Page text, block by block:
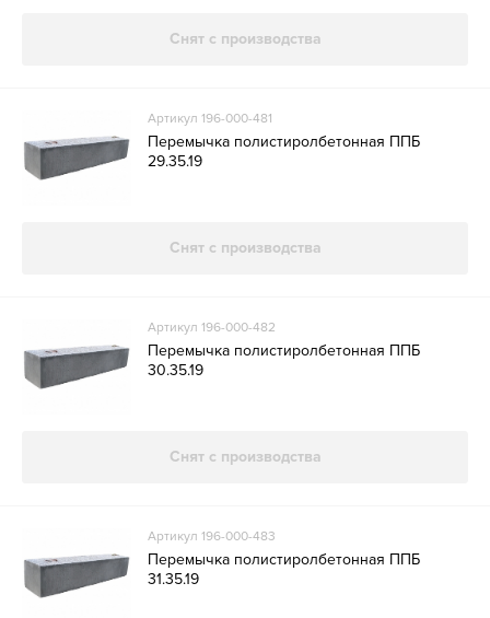
Снят с производства
Артикул 196-000-481
Перемычка полистиролбетонная ППБ
29.35.19
Снят с производства
Артикул 196-000-482
Перемычка полистиролбетонная ППБ
30.35.19
Снят с производства
Артикул 196-000-483
Перемычка полистиролбетонная ППБ
31.35.19